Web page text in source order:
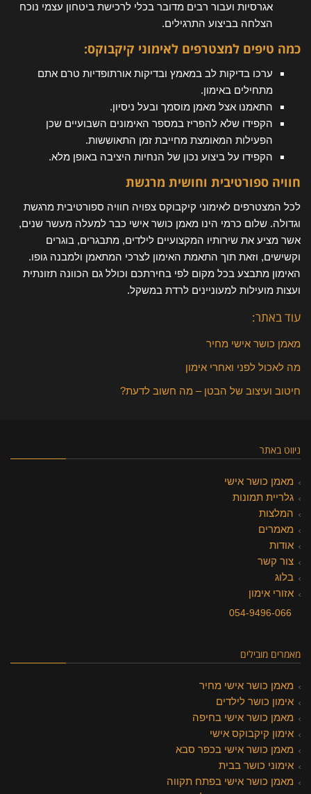
אגרסיות ועבור רבים מדובר בכלי לרכישת ביטחון עצמי נוכח
הצלחה בביצוע התרגילים.
כמה טיפים למצטרפים לאימוני קיקבוקס:
ערכו בדיקות לב במאמץ ובדיקות אורתופדיות טרם אתם
מתחילים באימון.
התאמנו אצל מאמן מוסמך ובעל ניסיון.
הקפידו שלא להפריז במספר האימונים השבועיים שכן
הפעילות המאומצת מחייבת זמן התאוששות.
הקפידו על ביצוע נכון של הנחיות היציבה באופן מלא.
חוויה ספורטיבית וחושית מרגשת
לכל המצטרפים לאימוני קיקבוקס צפויה חוויה ספורטיבית מרגשת
וגדולה. שלום כרמי הינו מאמן כושר אישי כבר למעלה מעשר שנים,
אשר מציע את שירותיו המקצועיים לילדים, מתבגרים, בוגרים
וקשישים, וזאת תוך התאמת האימון לצרכי המתאמן ולמבנה גופו.
האימון מתבצע בכל מקום לפי בחירתכם וכולל גם הכוונה תזונתית
ועצות מועילות למעוניינים לרדת במשקל.
עוד באתר:
מאמן כושר אישי מחיר
מה לאכול לפני ואחרי אימון
חיטוב ועיצוב של הבטן – מה חשוב לדעת?
ניווט באתר
מאמן כושר אישי
גלריית תמונות
המלצות
מאמרים
אודות
צור קשר
בלוג
אזורי אימון
054-9496-066
מאמרים מובילים
מאמן כושר אישי מחיר
אימון כושר לילדים
מאמן כושר אישי בחיפה
אימון קיקבוקס אישי
מאמן כושר אישי בכפר סבא
אימוני כושר בבית
מאמן כושר אישי בפתח תקווה